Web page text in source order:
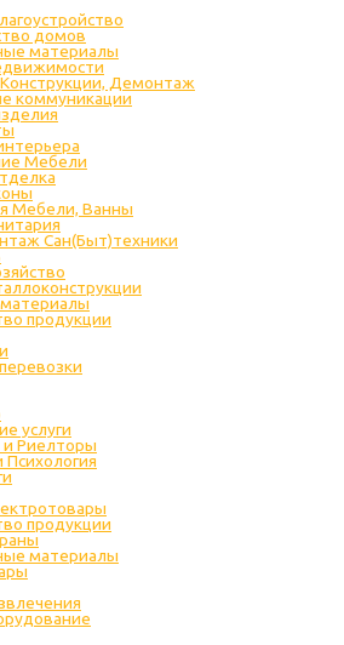
домов
материалы
Демонтаж
коммуникации
Мебели
Мебели, Ванны
Сан(Быт)техники
продукции
услуги
и Риелторы
продукции
материалы